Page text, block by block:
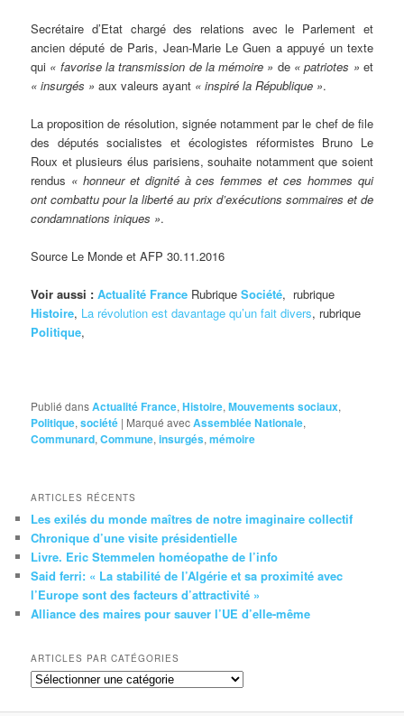
Secrétaire d’Etat chargé des relations avec le Parlement et
ancien député de Paris, Jean-Marie Le Guen a appuyé un texte
qui « favorise la transmission de la mémoire » de« patriotes » et
« insurgés » aux valeurs ayant « inspiré la République ».
La proposition de résolution, signée notamment par le chef de file
des députés socialistes et écologistes réformistes Bruno Le
Roux et plusieurs élus parisiens, souhaite notamment que soient
rendus « honneur et dignité à ces femmes et ces hommes qui
ont combattu pour la liberté au prix d’exécutions sommaires et de
condamnations iniques ».
Source Le Monde et AFP 30.11.2016
Voir aussi :Actualité France RubriqueSociété, rubrique
Histoire, La révolution est davantage qu’un fait divers, rubrique
Politique,
Publié dansActualité France,Histoire,Mouvements sociaux,
Politique,société | Marqué avecAssemblée Nationale,
Communard,Commune,insurgés,mémoire
ARTICLES RÉCENTS
Les exilés du monde maîtres de notre imaginaire collectif
Chronique d’une visite présidentielle
Livre. Eric Stemmelen homéopathe de l’info
Said ferri: « La stabilité de l’Algérie et sa proximité avec
l’Europe sont des facteurs d’attractivité »
Alliance des maires pour sauver l’UE d’elle-même
ARTICLES PAR CATÉGORIES
Articles
catégories